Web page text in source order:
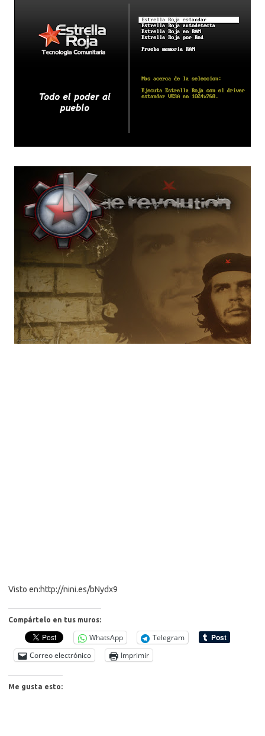
Visto en:http://nini.es/bNydx9
Compártelo en tus muros:
WhatsApp
Telegram
Correo electrónico
Imprimir
Me gusta esto: